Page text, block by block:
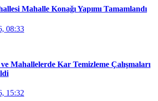
Mahalle Konağı Yapımı Tamamlandı
08:33
Mahallelerde Kar Temizleme Çalışmaları
15:32